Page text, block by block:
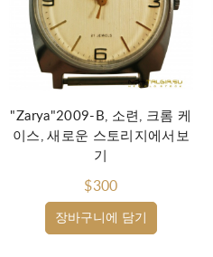
장바구니에 담기
"Zarya"2009-B, 소련, 크롬 케
이스, 새로운 스토리지에서보
기
$300